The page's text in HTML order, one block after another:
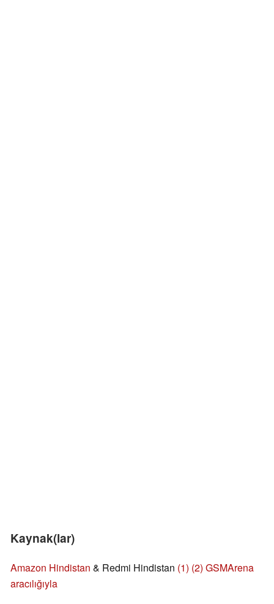
Kaynak(lar)
Amazon Hindistan & Redmi Hindistan (1) (2) GSMArena
aracılığıyla